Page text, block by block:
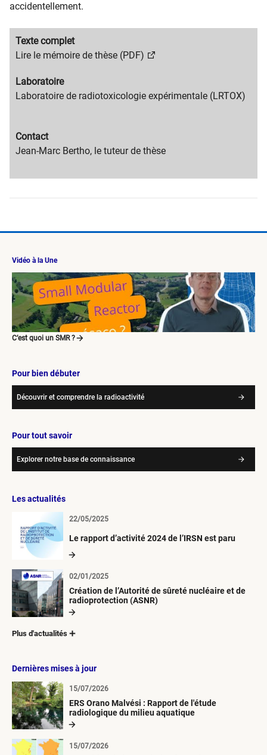
accidentellement.
Migration
content
Texte complet
Migration
text
Lire le mémoire de thèse (PDF)
Migration
content
Laboratoire
Migration
Laboratoire de radiotoxicologie expérimentale (LRTOX)
Migration
content
Contact
Migration
text
Jean-Marc Bertho, le tuteur de thèse
Vidéo à la Une
C’est quoi un SMR ?
Pour bien débuter
Découvrir et comprendre la radioactivité
Pour tout savoir
Explorer notre base de connaissance
Les actualités
Le rapport d’activité 2024 de l’IRSN est paru
22/05/2025
Création de l’Autorité de sûreté nucléaire et de
radioprotection (ASNR)
02/01/2025
Plus d'actualités
Dernières mises à jour
ERS Orano Malvési : Rapport de l'étude
radiologique du milieu aquatique
15/07/2026
15/07/2026